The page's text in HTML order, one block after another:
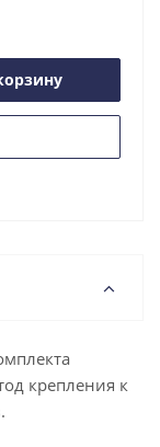
крепления к